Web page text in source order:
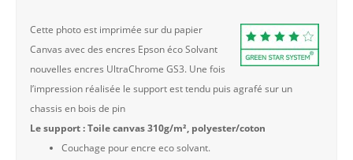
Cette photo est imprimée sur du papier
Canvas avec des encres Epson éco Solvant
nouvelles encres UltraChrome GS3. Une fois
l’impression réalisée le support est tendu puis agrafé sur un
chassis en bois de pin
Le support : Toile canvas 310g/m², polyester/coton
Couchage pour encre eco solvant.